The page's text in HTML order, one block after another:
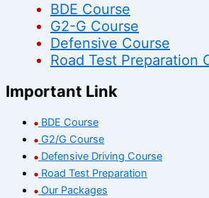
BDE Course
G2-G Course
Defensive Course
Road Test Preparation
Important Link
BDE Course
G2/G Course
Defensive Driving Course
Road Test Preparation
Our Packages